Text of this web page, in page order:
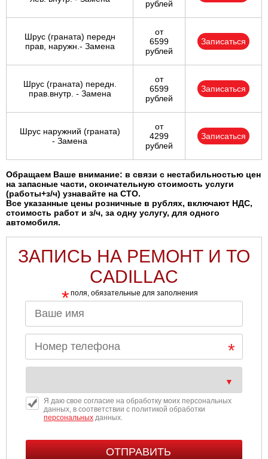
рублей
Шрус (граната) передн
прав, наружн.- Замена
от
6599
рублей
Записаться
Шрус (граната) передн.
прав.внутр. - Замена
от
6599
рублей
Записаться
Шрус наружний (граната)
- Замена
от
4299
рублей
Записаться
Обращаем Ваше внимание: в связи с нестабильностью цен
на запасные части, окончательную стоимость услуги
(работы+з/ч) узнавайте на СТО.
Все указанные цены розничные в рублях, включают НДС,
стоимость работ и з/ч, за одну услугу, для одного
автомобиля.
ЗАПИСЬ НА РЕМОНТ И ТО
CADILLAC
* поля, обязательные для заполнения
Я даю свое согласие на обработку моих персональных
данных, в соответствии с политикой обработки
персональныхданных.